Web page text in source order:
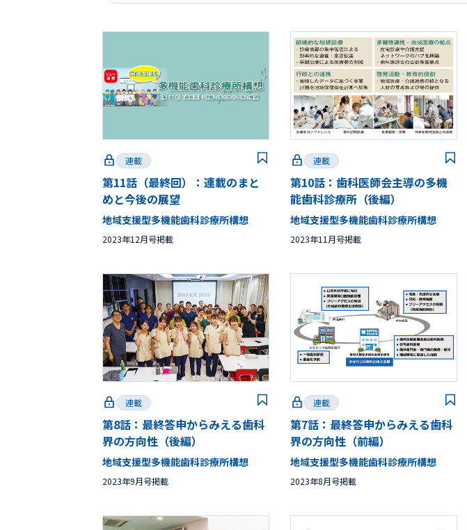
連載
第11話（最終回）：連載のまと
めと今後の展望
地域支援型多機能歯科診療所構想
2023年12月号掲載
連載
第10話：歯科医師会主導の多機
能歯科診療所（後編）
地域支援型多機能歯科診療所構想
2023年11月号掲載
連載
第8話：最終答申からみえる歯科
界の方向性（後編）
地域支援型多機能歯科診療所構想
2023年9月号掲載
連載
第7話：最終答申からみえる歯科
界の方向性（前編）
地域支援型多機能歯科診療所構想
2023年8月号掲載